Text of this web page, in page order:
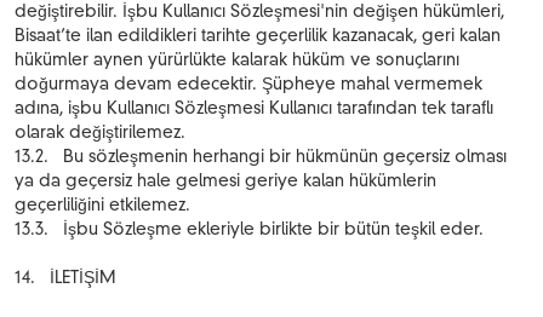
değiştirebilir. İşbu Kullanıcı Sözleşmesi'nin değişen hükümleri,
Bisaat’te ilan edildikleri tarihte geçerlilik kazanacak, geri kalan
hükümler aynen yürürlükte kalarak hüküm ve sonuçlarını
doğurmaya devam edecektir. Şüpheye mahal vermemek
adına, işbu Kullanıcı Sözleşmesi Kullanıcı tarafından tek taraflı
olarak değiştirilemez.
13.2. Bu sözleşmenin herhangi bir hükmünün geçersiz olması
ya da geçersiz hale gelmesi geriye kalan hükümlerin
geçerliliğini etkilemez.
13.3. İşbu Sözleşme ekleriyle birlikte bir bütün teşkil eder.
14. İLETİŞİM